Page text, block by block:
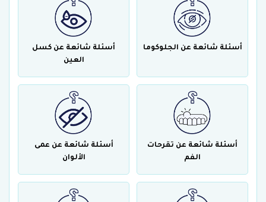
أسئلة شائعة عن الجلوكوما
أسئلة شائعة عن كسل
العين
أسئلة شائعة عن تقرحات
الفم
أسئلة شائعة عن عمى
الألوان